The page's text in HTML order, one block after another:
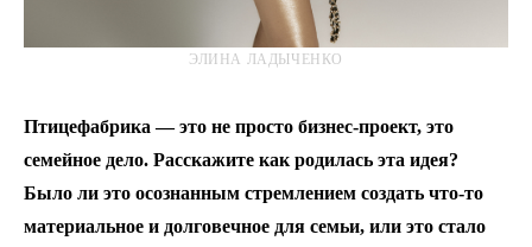
ЭЛИНА ЛАДЫЧЕНКО
Птицефабрика — это не просто бизнес-проект, это
семейное дело. Расскажите как родилась эта идея?
Было ли это осознанным стремлением создать что-то
материальное и долговечное для семьи, или это стало